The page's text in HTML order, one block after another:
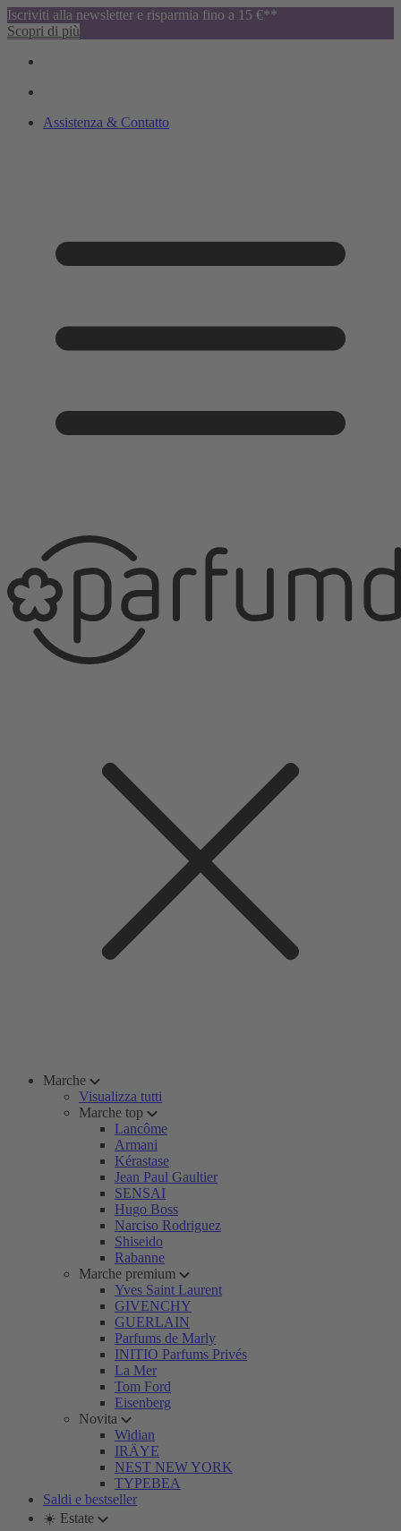
Iscriviti alla newsletter e risparmia fino a 15 €**
Scopri di più
Assistenza & Contatto
Marche
Visualizza tutti
Marche top
Lancôme
Armani
Kérastase
Jean Paul Gaultier
SENSAI
Hugo Boss
Narciso Rodriguez
Shiseido
Rabanne
Marche premium
Yves Saint Laurent
GIVENCHY
GUERLAIN
Parfums de Marly
INITIO Parfums Privés
La Mer
Tom Ford
Eisenberg
Novita
Widian
IRÄYE
NEST NEW YORK
TYPEBEA
Saldi e bestseller
☀️ Estate